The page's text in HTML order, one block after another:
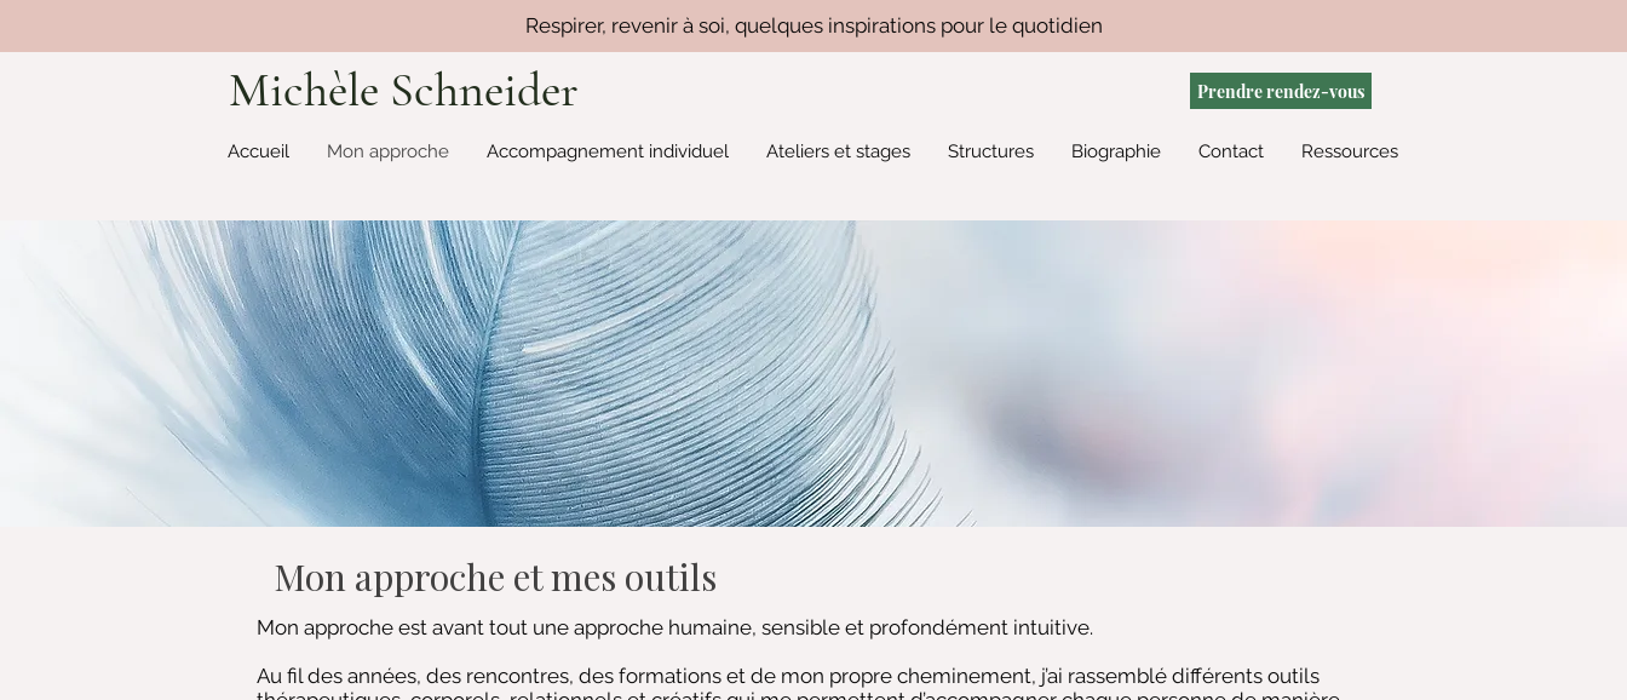
Respirer, revenir à soi, quelques inspirations pour le quotidien
Michèle Schneider Prendre rendez-vous
Accueil Mon approche Accompagnement individuel Ateliers et stages Structures Biographie Contact Ressources
Mon approche et mes outils
Mon approche est avant tout une approche humaine, sensible et profondément intuitive.
Au fil des années, des rencontres, des formations et de mon propre cheminement, j’ai rassemblé différents outils